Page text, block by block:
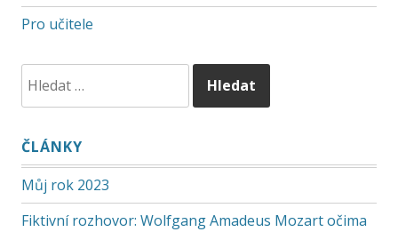
Pro učitele
ČLÁNKY
Můj rok 2023
Fiktivní rozhovor: Wolfgang Amadeus Mozart očima